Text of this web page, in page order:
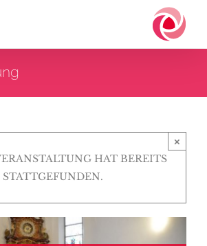
×
HAT BEREITS
STATTGEFUNDEN.